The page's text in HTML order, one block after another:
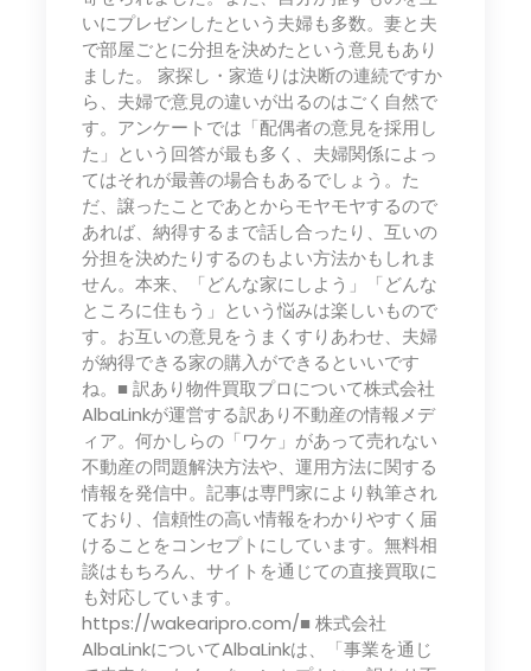
いにプレゼンしたという夫婦も多数。妻と夫
で部屋ごとに分担を決めたという意見もあり
ました。 家探し・家造りは決断の連続ですか
ら、夫婦で意見の違いが出るのはごく自然で
す。アンケートでは「配偶者の意見を採用し
た」という回答が最も多く、夫婦関係によっ
てはそれが最善の場合もあるでしょう。た
だ、譲ったことであとからモヤモヤするので
あれば、納得するまで話し合ったり、互いの
分担を決めたりするのもよい方法かもしれま
せん。本来、「どんな家にしよう」「どんな
ところに住もう」という悩みは楽しいもので
す。お互いの意見をうまくすりあわせ、夫婦
が納得できる家の購入ができるといいです
ね。■ 訳あり物件買取プロについて株式会社
AlbaLinkが運営する訳あり不動産の情報メデ
ィア。何かしらの「ワケ」があって売れない
不動産の問題解決方法や、運用方法に関する
情報を発信中。記事は専門家により執筆され
ており、信頼性の高い情報をわかりやすく届
けることをコンセプトにしています。無料相
談はもちろん、サイトを通じての直接買取に
も対応しています。
https://wakearipro.com/■ 株式会社
AlbaLinkについてAlbaLinkは、「事業を通じ